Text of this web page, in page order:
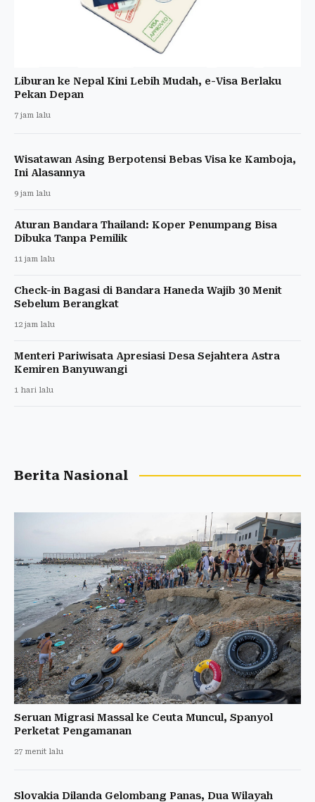
Liburan ke Nepal Kini Lebih Mudah, e-Visa Berlaku
Pekan Depan
7 jam lalu
Wisatawan Asing Berpotensi Bebas Visa ke Kamboja,
Ini Alasannya
9 jam lalu
Aturan Bandara Thailand: Koper Penumpang Bisa
Dibuka Tanpa Pemilik
11 jam lalu
Check-in Bagasi di Bandara Haneda Wajib 30 Menit
Sebelum Berangkat
12 jam lalu
Menteri Pariwisata Apresiasi Desa Sejahtera Astra
Kemiren Banyuwangi
1 hari lalu
Berita Nasional
Seruan Migrasi Massal ke Ceuta Muncul, Spanyol
Perketat Pengamanan
27 menit lalu
Slovakia Dilanda Gelombang Panas, Dua Wilayah